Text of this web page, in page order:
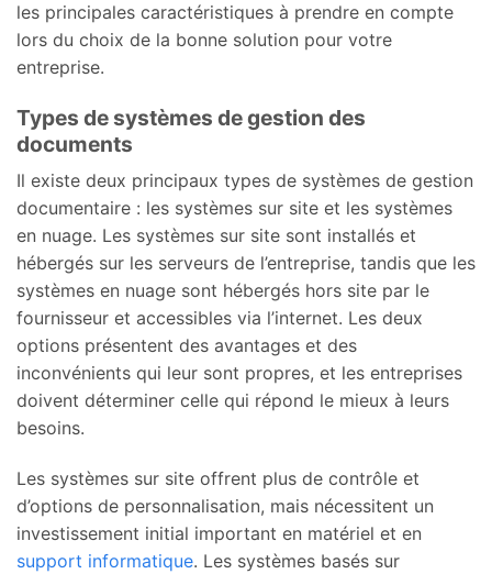
les principales caractéristiques à prendre en compte
lors du choix de la bonne solution pour votre
entreprise.
Types de systèmes de gestion des
documents
Il existe deux principaux types de systèmes de gestion
documentaire : les systèmes sur site et les systèmes
en nuage. Les systèmes sur site sont installés et
hébergés sur les serveurs de l’entreprise, tandis que les
systèmes en nuage sont hébergés hors site par le
fournisseur et accessibles via l’internet. Les deux
options présentent des avantages et des
inconvénients qui leur sont propres, et les entreprises
doivent déterminer celle qui répond le mieux à leurs
besoins.
Les systèmes sur site offrent plus de contrôle et
d’options de personnalisation, mais nécessitent un
investissement initial important en matériel et en
support informatique. Les systèmes basés sur